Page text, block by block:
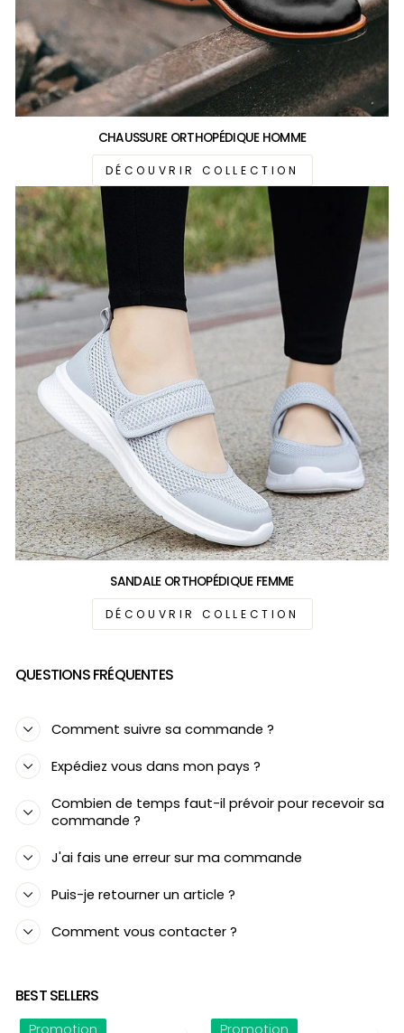
CHAUSSURE ORTHOPÉDIQUE HOMME
DÉCOUVRIR COLLECTION
SANDALE ORTHOPÉDIQUE FEMME
DÉCOUVRIR COLLECTION
QUESTIONS FRÉQUENTES
Comment suivre sa commande ?
Expédiez vous dans mon pays ?
Combien de temps faut-il prévoir pour recevoir sa
commande ?
J'ai fais une erreur sur ma commande
Puis-je retourner un article ?
Comment vous contacter ?
BEST SELLERS
Promotion Promotion